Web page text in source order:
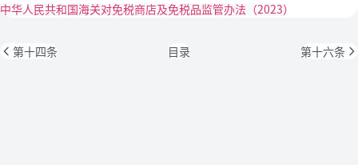
中华人民共和国海关对免税商店及免税品监管办法（2023）
第十四条 目录 第十六条